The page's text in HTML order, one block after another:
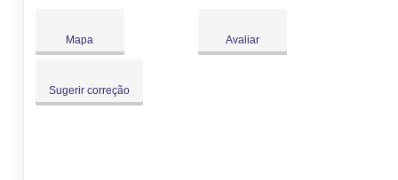
Sáb:
Fechado
Mapa Avaliar
Sugerir correção